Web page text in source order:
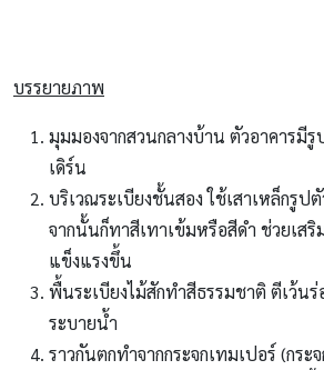
บรรยายภาพ
มุมมองจากสวนกลางบ้าน ตัวอาคารมี
เดิร์น
บริเวณระเบียงชั้นสอง ใช้เสาเหล็กรูป
จากนั้นก็ทาสีเทาเข้มหรือสีดำ ช่วยเส
แข็งแรงขึ้น
พื้นระเบียงไม้สักทำสีธรรมชาติ ตีเว้นร่
ระบายน้ำ
ราวกันตกทำจากกระจกเทมเปอร์ (กระ